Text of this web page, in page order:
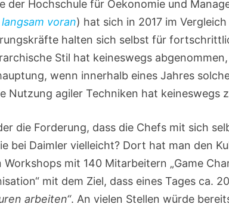
der Hochschule für Oekonomie und
voran) hat sich in 2017 im
halten sich selbst für
Stil hat keineswegs
wenn innerhalb eines Jahres
Nutzung agiler Techniken hat keineswegs
die Forderung, dass die Chefs mit sich
bei Daimler vielleicht? Dort hat man den
Workshops mit 140 Mitarbeitern „Game
mit dem Ziel, dass eines Tages ca.
arbeiten“. An vielen Stellen würde